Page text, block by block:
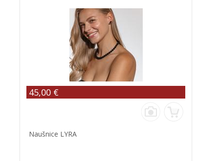
45,00 €
Naušnice LYRA